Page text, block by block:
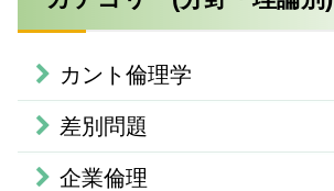
カント倫理学
差別問題
企業倫理